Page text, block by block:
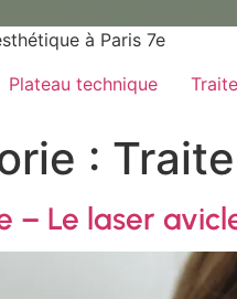
à Paris 7e
Plateau technique
:
– Le laser